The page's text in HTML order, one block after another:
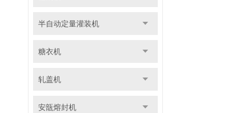
半自动定量灌装机
糖衣机
轧盖机
安瓿熔封机